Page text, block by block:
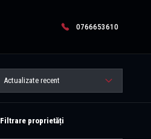
0766653610
Actualizate recent
Filtrare proprietăți